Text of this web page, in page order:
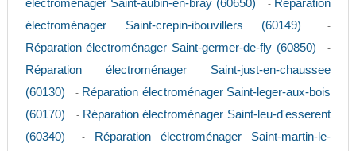
électroménager Saint-aubin-en-bray (60650)
- Réparation
électroménager Saint-crepin-ibouvillers (60149)
-
Réparation électroménager Saint-germer-de-fly (60850) -
Réparation électroménager Saint-just-en-chaussee
(60130)
- Réparation électroménager Saint-leger-aux-bois
(60170)
- Réparation électroménager Saint-leu-d'esserent
(60340)
-
Réparation électroménager Saint-martin-le-